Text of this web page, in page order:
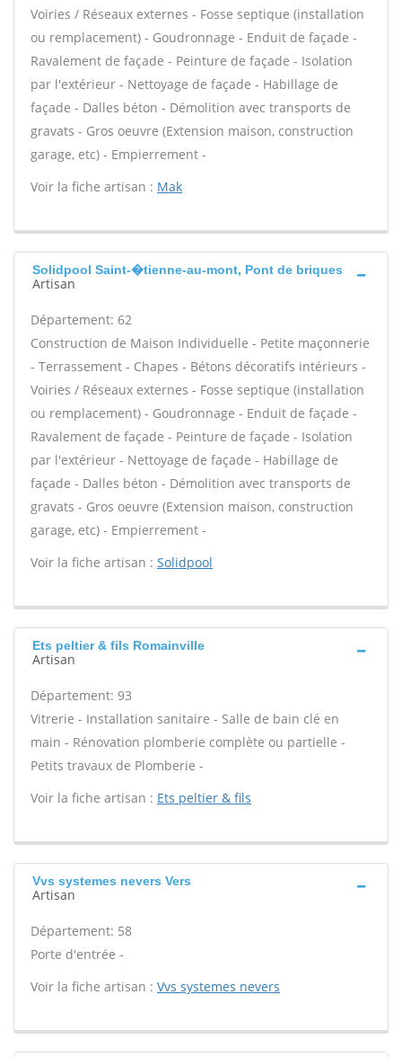
Voiries / Réseaux externes - Fosse septique (installation
ou remplacement) - Goudronnage - Enduit de façade -
Ravalement de façade - Peinture de façade - Isolation
par l'extérieur - Nettoyage de façade - Habillage de
façade - Dalles béton - Démolition avec transports de
gravats - Gros oeuvre (Extension maison, construction
garage, etc) - Empierrement -
Voir la fiche artisan : Mak
Solidpool Saint-�tienne-au-mont, Pont de briques
Artisan
Département: 62
Construction de Maison Individuelle - Petite maçonnerie
- Terrassement - Chapes - Bétons décoratifs intérieurs -
Voiries / Réseaux externes - Fosse septique (installation
ou remplacement) - Goudronnage - Enduit de façade -
Ravalement de façade - Peinture de façade - Isolation
par l'extérieur - Nettoyage de façade - Habillage de
façade - Dalles béton - Démolition avec transports de
gravats - Gros oeuvre (Extension maison, construction
garage, etc) - Empierrement -
Voir la fiche artisan : Solidpool
Ets peltier & fils Romainville
Artisan
Département: 93
Vitrerie - Installation sanitaire - Salle de bain clé en
main - Rénovation plomberie complète ou partielle -
Petits travaux de Plomberie -
Voir la fiche artisan : Ets peltier & fils
Vvs systemes nevers Vers
Artisan
Département: 58
Porte d'entrée -
Voir la fiche artisan : Vvs systemes nevers